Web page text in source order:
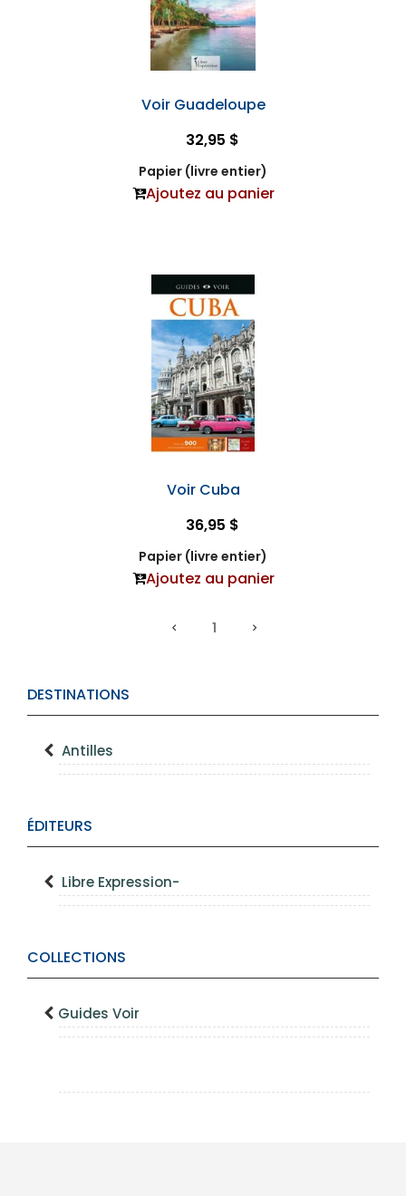
DESTINATIONS
Antilles
ÉDITEURS
Libre Expression-
COLLECTIONS
Guides Voir
Voir Guadeloupe
32,95 $
Papier (livre entier)
Ajoutez au panier
Voir Cuba
36,95 $
Papier (livre entier)
Ajoutez au panier
1